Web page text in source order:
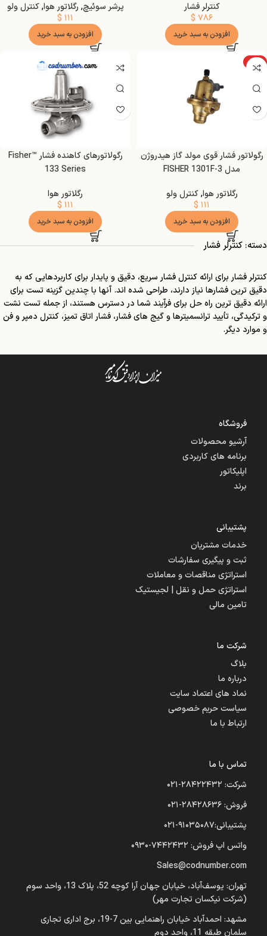
کنترلر فشار
$ ۷۸۶
افزودن به سبد خرید
پرشر سوئیچ, رگلاتور هوا,کنترل ولو
$ ۱۱۱
افزودن به سبد خرید
ویژه
رگولاتور فشار قوی مولد گاز هیدروژن
مدل FISHER 1301F-3
رگلاتور هوا,کنترل ولو
$ ۱۱۱
افزودن به سبد خرید
رگولاتورهای کاهنده فشار Fisher™
133 Series
رگلاتور هوا
$ ۱۱۱
افزودن به سبد خرید
دسته: کنترلر فشار
کنترلر فشار برای ارائه کنترل فشار سریع، دقیق و پایدار برای کاربردهایی که به
دقیق ترین فشارها نیاز دارند، طراحی شده اند. آنها با چندین گزینه تست برای
ارائه دقیق ترین راه حل برای فرآیند شما در دسترس هستند، از جمله تست نشت
و ترکیدگی، تأیید ترانسمیترها و گیج های فشار، فشار اتاق تمیز، کنترل دمپر و فن
و موارد دیگر.
فروشگاه
آرشیو محصولات
برنامه های کاربردی
اپلیکاتور
برند
پشتیبانی
خدمات مشتریان
ثبت و پیگیری سفارشات
استراتژی مناقصات و معاملات
استراتژی حمل و نقل | لجیستیک
تامین مالی
شرکت ما
بلاگ
درباره ما
نماد های اعتماد سایت
سیاست حریم خصوصی
ارتباط با ما
تماس با ما
شرکت: ۲۸۴۲۲۴۳۲-۰۲۱
فروش: ۲۸۴۲۸۶۳۶-۰۲۱
پشتیبانی:۹۱۰۳۵۰۸۷-۰۲۱
واتس اپ فروش: ۷۴۴۲۴۳۲-۰۹۳۰
Sales@codnumber.com
تهران: یوسف‌آباد، خیابان جهان آرا کوچه 52، پلاک 13، واحد سوم
(شرکت نیکسان تجارت مهر)
مشهد: احمدآباد خیابان راهنمایی بین 7-19، برج اداری تجاری
سلمان طبقه 11، واحد دوم